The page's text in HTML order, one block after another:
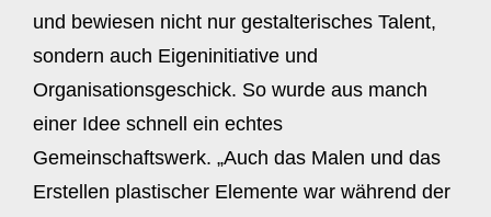
und bewiesen nicht nur gestalterisches Talent,
sondern auch Eigeninitiative und
Organisationsgeschick. So wurde aus manch
einer Idee schnell ein echtes
Gemeinschaftswerk. „Auch das Malen und das
Erstellen plastischer Elemente war während der